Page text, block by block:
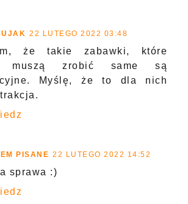
22 LUTEGO 2022 03:48
że takie zabawki, które
muszą zrobić same są
Myślę, że to dla nich
PISANE 22 LUTEGO 2022 14:52
sprawa :)